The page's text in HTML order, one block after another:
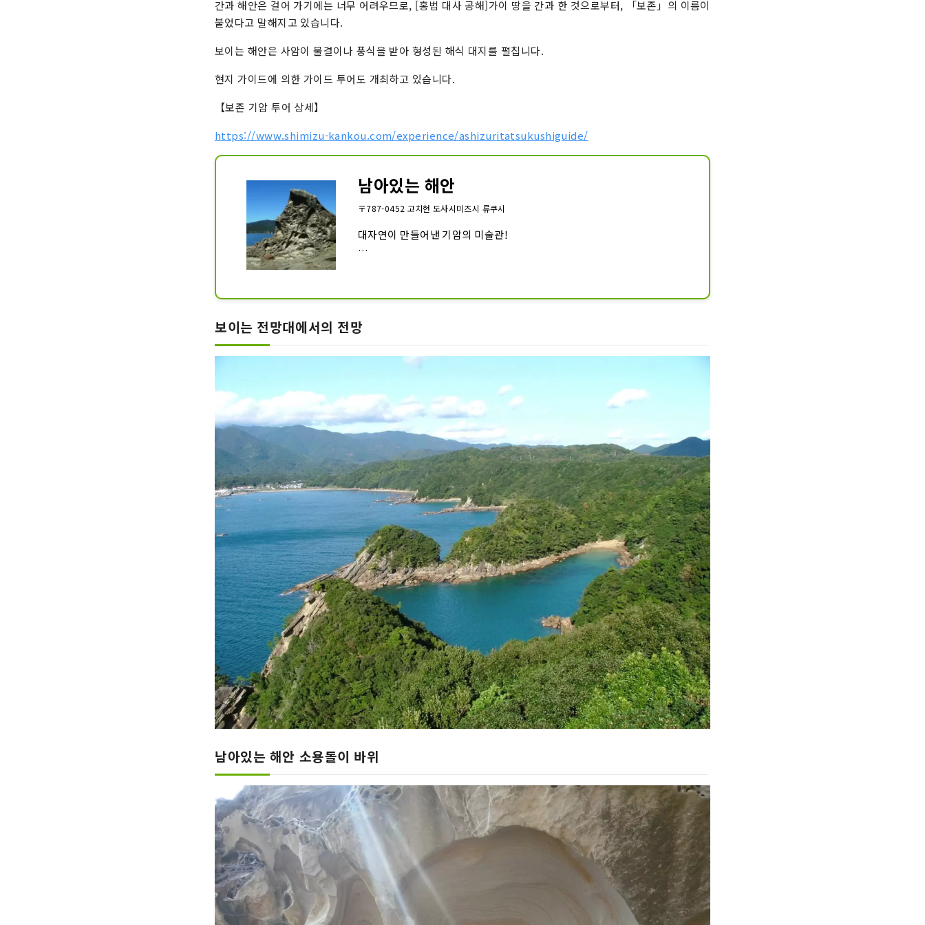
간과 해안은 걸어 가기에는 너무 어려우므로, [홍법 대사 공해]가이 땅을 간과 한 것으로부터, 「보존」의 이름이
붙었다고 말해지고 있습니다.
보이는 해안은 사암이 물결이나 풍식을 받아 형성된 해식 대지를 펼칩니다.
현지 가이드에 의한 가이드 투어도 개최하고 있습니다.
【보존 기암 투어 상세】
https://www.shimizu-kankou.com/experience/ashizuritatsukushiguide/
남아있는 해안
〒787-0452 고치현 도사시미즈시 류쿠시
대자연이 만들어낸 기암의 미술관!
때
보이는 해안에는 류쿠시 해안을 확장 한 것처럼 거대하고 이상한 수많은 기암
이 있습니다.
성인 다리도 1시간 이상이 필요합니다.
여기에는 몇 가지 옵션이 있습니다.
글래스보트에서 상륙하지 않고 되돌아가는 루트나 5분~10분에 부담없이 접
근할 수 있는 바위를 보고 돌아갈 수도 있습니다.
보이는 전망대에서의 전망
남아있는 해안 소용돌이 바위